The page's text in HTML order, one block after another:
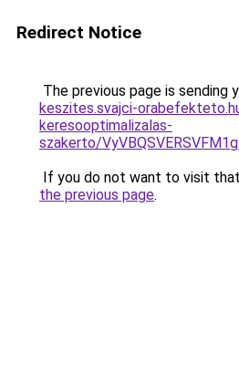
Redirect Notice
The previous page is sending
keszites.svajci-
keresooptimalizalas-
szakerto/
If you do not want to visit
the previous page.